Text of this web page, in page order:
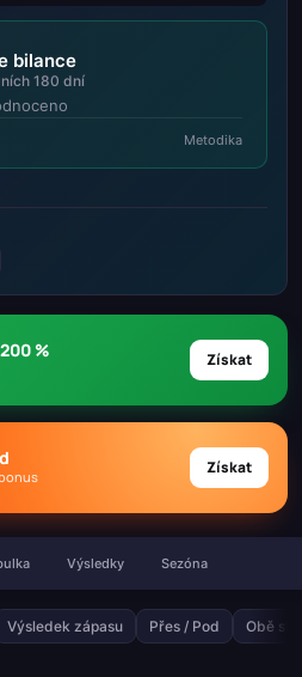
bilance
180 dní
Metodika
% Získat
Získat
Výsledky Sezóna
Výsledek zápasu Přes / Pod Obě